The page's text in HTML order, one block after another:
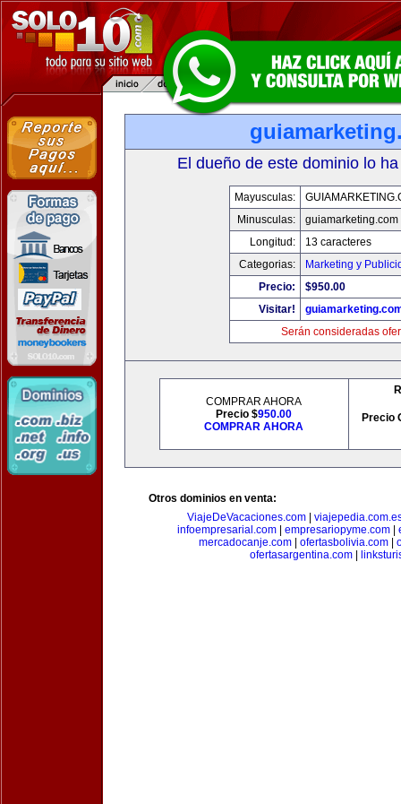
El dueño de este dominio lo
Mayusculas:
Minusculas:
guiamarketing.com
Longitud:
13 caracteres
Categorias:
Marketing y
Precio:
$950.00
Visitar!
Serán consideradas
COMPRAR AHORA
Precio $950.00
COMPRAR AHORA
Precio
Otros dominios en venta:
ViajeDeVacaciones.com
infoempresarial.com| empresariopyme.com|
mercadocanje.com
ofertasbolivia.com
ofertasargentina.com|